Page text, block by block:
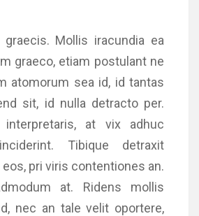
Mollis iracundia ea
graeco, etiam postulant ne
atomorum sea id, id tantas
sit, id nulla detracto per.
at vix adhuc
Tibique detraxit
pri viris contentiones an.
at. Ridens mollis
nec an tale velit oportere,